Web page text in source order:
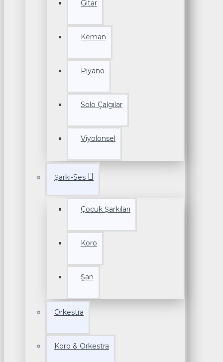
Gitar
Keman
Piyano
Solo Çalgılar
Viyolonsel
Şarkı-Ses
Çocuk Şarkıları
Koro
Şan
Orkestra
Koro & Orkestra